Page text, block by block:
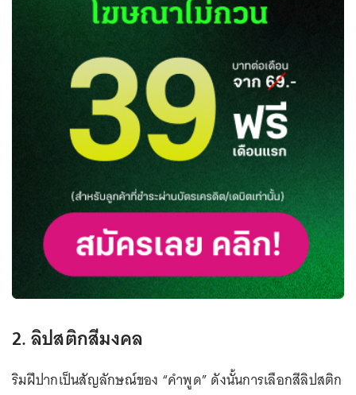
2. ลิปสติกสีมงคล
ริมฝีปากเป็นสัญลักษณ์ของ “คำพูด” ดังนั้นการเลือกสีลิปสติก